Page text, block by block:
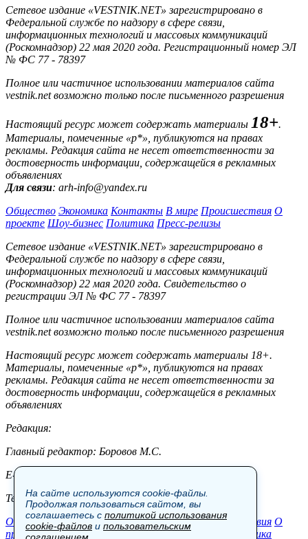
Сетевое издание «VESTNIK.NET» зарегистрировано в
Федеральной службе по надзору в сфере связи,
информационных технологий и массовых коммуникаций
(Роскомнадзор) 22 мая 2020 года. Регистрационный номер ЭЛ
№ ФС 77 - 78397
Полное или частичное использовании материалов сайта
vestnik.net возможно только после письменного разрешения
Настоящий ресурс может содержать материалы 18+.
Материалы, помеченные «р*», публикуются на правах
рекламы. Редакция сайта не несет ответственности за
достоверность информации, содержащейся в рекламных
объявлениях
Для связи: arh-info@yandex.ru
Общество Экономика Контакты В мире Происшествия О
проекте Шоу-бизнес Политика Пресс-релизы
Сетевое издание «VESTNIK.NET» зарегистрировано в
Федеральной службе по надзору в сфере связи,
информационных технологий и массовых коммуникаций
(Роскомнадзор) 22 мая 2020 года. Свидетельство о
регистрации ЭЛ № ФС 77 - 78397
Полное или частичное использовании материалов сайта
vestnik.net возможно только после письменного разрешения
Настоящий ресурс может содержать материалы 18+.
Материалы, помеченные «р*», публикуются на правах
рекламы. Редакция сайта не несет ответственности за
достоверность информации, содержащейся в рекламных
объявлениях
Редакция:
Главный редактор: Боровов М.С.
E-mail: site@vestnik.net, reb.msk@yandex.ru
Тел.: +7 (921) 720-00-97
Общество Экономика Контакты В мире Происшествия О
проекте Шоу-бизнес Политика Пресс-релизы Политика
На сайте используются cookie-файлы.
Продолжая пользоваться сайтом, вы
соглашаетесь с политикой использования
cookie-файлов и пользовательским